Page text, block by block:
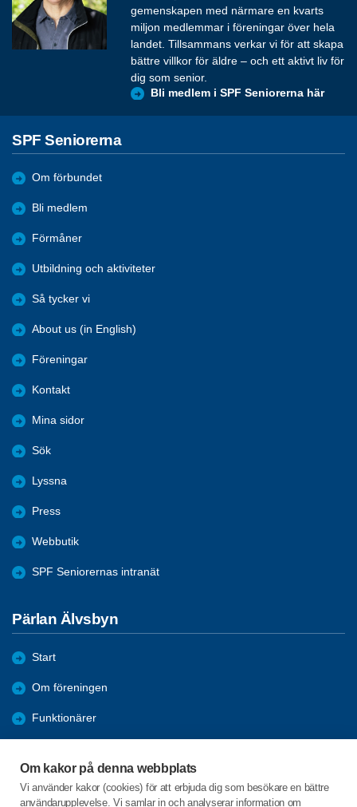
Om kakor på denna webbplats
Vi använder kakor (cookies) för att erbjuda dig som besökare en bättre
användarupplevelse. Vi samlar in och analyserar information om
gemenskapen med närmare en kvarts
miljon medlemmar i föreningar över hela
landet. Tillsammans verkar vi för att skapa
bättre villkor för äldre – och ett aktivt liv för
dig som senior.
Bli medlem i SPF Seniorerna här
SPF Seniorerna
Om förbundet
Bli medlem
Förmåner
Utbildning och aktiviteter
Så tycker vi
About us (in English)
Föreningar
Kontakt
Mina sidor
Sök
Lyssna
Press
Webbutik
SPF Seniorernas intranät
Pärlan Älvsbyn
Start
Om föreningen
Funktionärer
Bildgalleri